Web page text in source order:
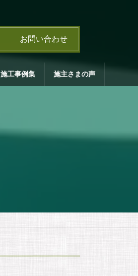
お問い合わせ
施工事例集 施主さまの声